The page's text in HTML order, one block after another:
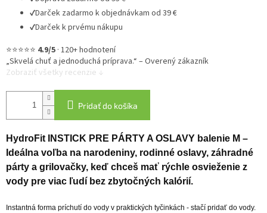
✔Darček zadarmo k objednávkam od 39 €
✔Darček k prvému nákupu
⭐⭐⭐⭐⭐ 4.9/5 · 120+ hodnotení
„Skvelá chuť a jednoduchá príprava.“ – Overený zákazník
Zobraziť všetky recenzie ↓
Pridať do košíka
HydroFit INSTICK PRE PÁRTY A OSLAVY balenie M –
Ideálna voľba na narodeniny, rodinné oslavy, záhradné
párty a grilovačky, keď chceš mať rýchle osvieženie z
vody pre viac ľudí bez zbytočných kalórií.
Instantná forma príchutí do vody v praktických tyčinkách - stačí pridať do vody.